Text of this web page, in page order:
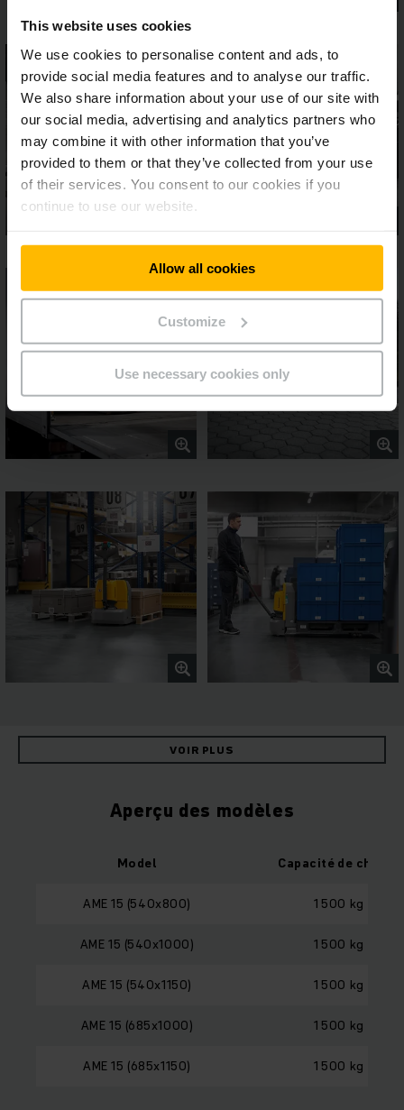
This website uses cookies
We use cookies to personalise content and ads, to
provide social media features and to analyse our traffic.
We also share information about your use of our site with
our social media, advertising and analytics partners who
may combine it with other information that you’ve
provided to them or that they’ve collected from your use
of their services. You consent to our cookies if you
continue to use our website.
Allow all cookies
Customize
Use necessary cookies only
VOIR PLUS
Aperçu des modèles
Model Capacité de charge
AME 15 (540x800) 1 500 kg
AME 15 (540x1000) 1 500 kg
AME 15 (540x1150) 1 500 kg
AME 15 (685x1000) 1 500 kg
AME 15 (685x1150) 1 500 kg